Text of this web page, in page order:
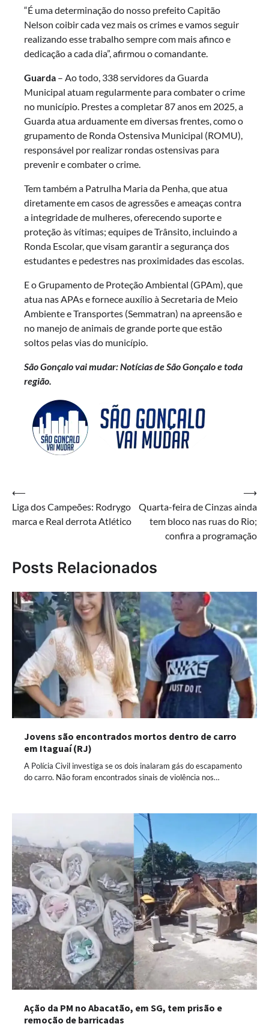
“É uma determinação do nosso prefeito Capitão
Nelson coibir cada vez mais os crimes e vamos seguir
realizando esse trabalho sempre com mais afinco e
dedicação a cada dia”, afirmou o comandante.
Guarda – Ao todo, 338 servidores da Guarda
Municipal atuam regularmente para combater o crime
no município. Prestes a completar 87 anos em 2025, a
Guarda atua arduamente em diversas frentes, como o
grupamento de Ronda Ostensiva Municipal (ROMU),
responsável por realizar rondas ostensivas para
prevenir e combater o crime.
Tem também a Patrulha Maria da Penha, que atua
diretamente em casos de agressões e ameaças contra
a integridade de mulheres, oferecendo suporte e
proteção às vítimas; equipes de Trânsito, incluindo a
Ronda Escolar, que visam garantir a segurança dos
estudantes e pedestres nas proximidades das escolas.
E o Grupamento de Proteção Ambiental (GPAm), que
atua nas APAs e fornece auxílio à Secretaria de Meio
Ambiente e Transportes (Semmatran) na apreensão e
no manejo de animais de grande porte que estão
soltos pelas vias do município.
São Gonçalo vai mudar: Notícias de São Gonçalo e toda
região.
Navegação
de
⟵
Liga dos Campeões: Rodrygo
marca e Real derrota Atlético
Quarta-feira de Cinzas ainda
tem bloco nas ruas do Rio;
confira a programação
⟶
Posts Relacionados
Jovens são encontrados mortos dentro de carro
em Itaguaí (RJ)
A Polícia Civil investiga se os dois inalaram gás do escapamento
do carro. Não foram encontrados sinais de violência nos…
Ação da PM no Abacatão, em SG, tem prisão e
remoção de barricadas